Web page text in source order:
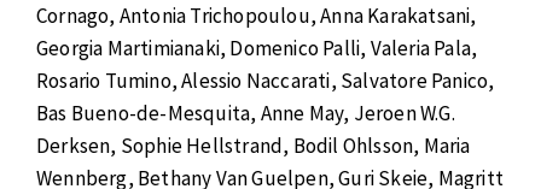
Cornago, Antonia Trichopoulou, Anna Karakatsani,
Georgia Martimianaki, Domenico Palli, Valeria Pala,
Rosario Tumino, Alessio Naccarati, Salvatore Panico,
Bas Bueno-de-Mesquita, Anne May, Jeroen W.G.
Derksen, Sophie Hellstrand, Bodil Ohlsson, Maria
Wennberg, Bethany Van Guelpen, Guri Skeie, Magritt